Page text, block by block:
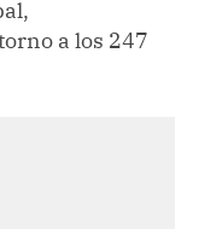
a los 247